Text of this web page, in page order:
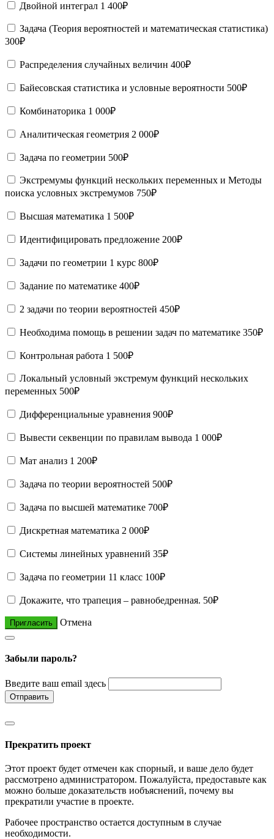
Двойной интеграл 1 400₽
Задача (Теория вероятностей и математическая статистика)
300₽
Распределения случайных величин 400₽
Байесовская статистика и условные вероятности 500₽
Комбинаторика 1 000₽
Аналитическая геометрия 2 000₽
Задача по геометрии 500₽
Экстремумы функций нескольких переменных и Методы
поиска условных экстремумов 750₽
Высшая математика 1 500₽
Идентифицировать предложение 200₽
Задачи по геометрии 1 курс 800₽
Задание по математике 400₽
2 задачи по теории вероятностей 450₽
Необходима помощь в решении задач по математике 350₽
Контрольная работа 1 500₽
Локальный условный экстремум функций нескольких
переменных 500₽
Дифференциальные уравнения 900₽
Вывести секвенции по правилам вывода 1 000₽
Мат анализ 1 200₽
Задача по теории вероятностей 500₽
Задача по высшей математике 700₽
Дискретная математика 2 000₽
Системы линейных уравнений 35₽
Задача по геометрии 11 класс 100₽
Докажите, что трапеция – равнобедренная. 50₽
Пригласить Отмена
Забыли пароль?
Введите ваш email здесь
Отправить
Прекратить проект
Этот проект будет отмечен как спорный, и ваше дело будет
рассмотрено администратором. Пожалуйста, предоставьте как
можно больше доказательств иобъяснений, почему вы
прекратили участие в проекте.
Рабочее пространство остается доступным в случае
необходимости.